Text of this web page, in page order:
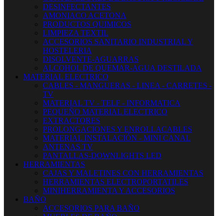
DESINFECTANTES
AMONIACO ACETONA
PRODUCTOS QUIMICOS
LIMPIEZA TEXTIL
ACCESORIOS SANITARIO INDUSTRIAL Y
HOSTELERIA
DISOLVENTE-AGUARRAS
ALCOHOL DE QUEMAR-AGUA DESTILADA
MATERIAL ELECTRICO
CABLES - MANGUERAS - LINEA - CARRETES -
TV
MATERIAL TV - TELF - INFORMATICA
PEQUEÑO MATERIAL ELECTRICO
EXTRACTORES
PROLONGACIONES Y ENROLLACABLES
MATERIAL INSTALACIÓN - MINI CANAL
ANTENAS TV
PANTALLAS-DOWNLIGHTS LED
HERRAMIENTAS
CAJAS Y MALETINES CON HERRAMIENTAS
HERRAMIENTAS ELECTROPORTATILES
MINIHERRAMIENTA Y ACCESORIOS
BAÑO
ACCESORIOS PARA BAÑO